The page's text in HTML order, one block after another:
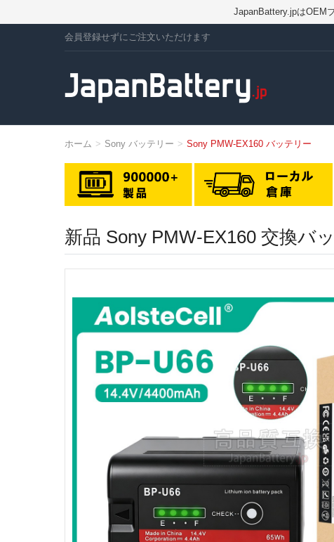
JapanBattery.jpはOEM
会員登録せずにご注文いただけます
ホーム Sony バッテリー Sony PMW-EX160 バッテリー
新品 Sony PMW-EX160 交換バ